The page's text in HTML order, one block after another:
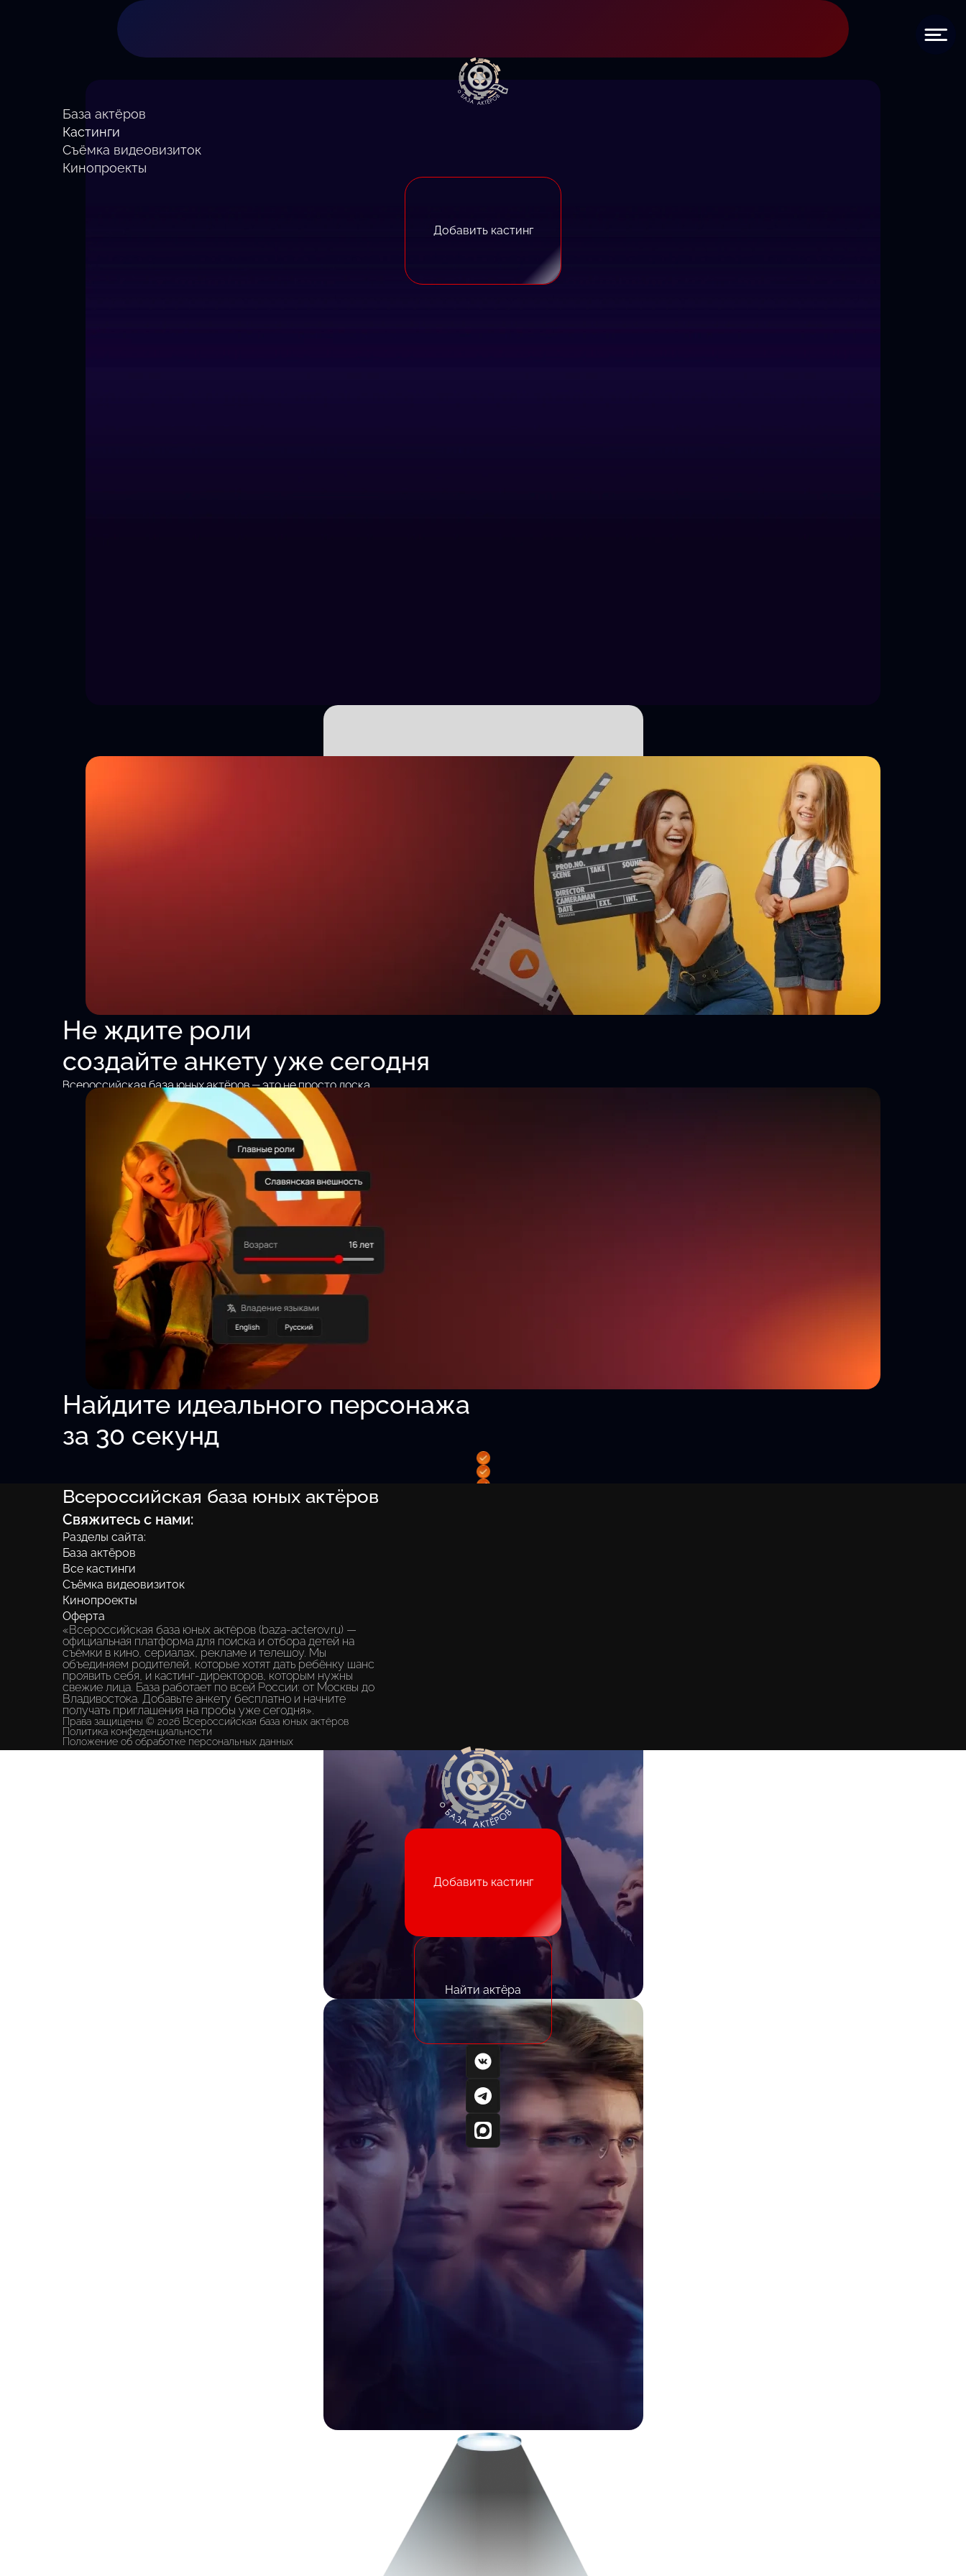
База актёров
Кастинги
Съёмка видеовизиток
Кинопроекты
Добавить кастинг
Не ждите роли
создайте анкету уже сегодня
Всероссийская база юных актёров — это не просто доска
объявлений. Это экосистема, где каждый ребенок получает шанс
быть замеченным без «знакомств» и протекций.
Найдите идеального персонажа
за 30 секунд
По возрасту:От 5 до 18 лет.
По типажу:Славянский типаж и т.д.
По навыкам:Акробатика, верховая езда и т.д.
По особенностям:
По опыту:Главные роли, эпизоды, ТВ-шоу, реклама.
Всероссийская база юных актёров
Свяжитесь с нами:
Разделы сайта:
База актёров
Все кастинги
Съёмка видеовизиток
Кинопроекты
Оферта
«Всероссийская база юных актёров (baza-acterov.ru) —
официальная платформа для поиска и отбора детей на
съёмки в кино, сериалах, рекламе и телешоу. Мы
объединяем родителей, которые хотят дать ребёнку шанс
проявить себя, и кастинг-директоров, которым нужны
свежие лица. База работает по всей России: от Москвы до
Владивостока. Добавьте анкету бесплатно и начните
получать приглашения на пробы уже сегодня».
Права защищены © 2026 Всероссийская база юных актёров
Политика конфеденциальности
Положение об обработке персональных данных
Добавить кастинг
Найти актёра